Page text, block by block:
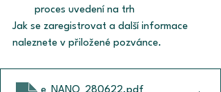
proces uvedení na trh
Jak se zaregistrovat a další informace
naleznete v přiložené pozvánce.
e_NANO_280622.pdf